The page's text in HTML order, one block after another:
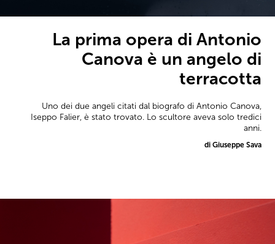
La prima opera di Antonio
Canova è un angelo di
terracotta
Uno dei due angeli citati dal biografo di Antonio Canova,
Iseppo Falier, è stato trovato. Lo scultore aveva solo tredici
anni.
di Giuseppe Sava